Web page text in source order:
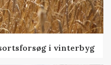
i vinterbyg